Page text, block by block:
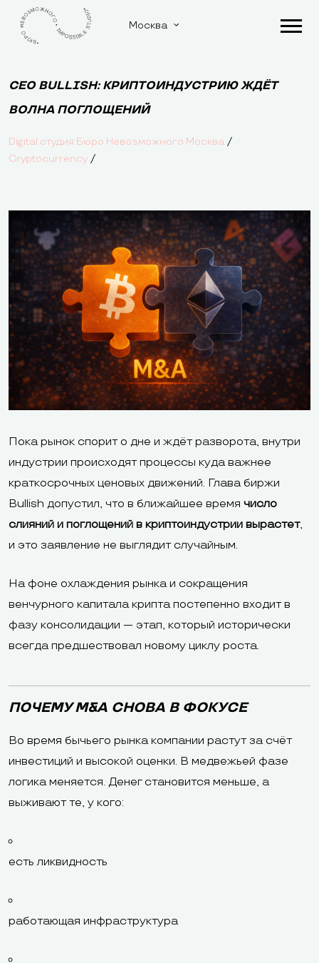
Москва
CEO BULLISH: КРИПТОИНДУСТРИЮ ЖДЁТ
ВОЛНА ПОГЛОЩЕНИЙ
Digital студия Бюро Невозможного Москва /
Cryptocurrency /
Пока рынок спорит о дне и ждёт разворота, внутри
индустрии происходят процессы куда важнее
краткосрочных ценовых движений. Глава биржи
Bullish допустил, что в ближайшее время число
слияний и поглощений в криптоиндустрии вырастет,
и это заявление не выглядит случайным.
На фоне охлаждения рынка и сокращения
венчурного капитала крипта постепенно входит в
фазу консолидации — этап, который исторически
всегда предшествовал новому циклу роста.
ПОЧЕМУ M&A СНОВА В ФОКУСЕ
Во время бычьего рынка компании растут за счёт
инвестиций и высокой оценки. В медвежьей фазе
логика меняется. Денег становится меньше, а
выживают те, у кого:
есть ликвидность
работающая инфраструктура